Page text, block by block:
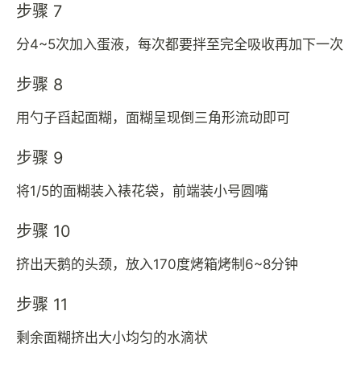
步骤 7
分4~5次加入蛋液，每次都要拌至完全吸收再加下一次
步骤 8
用勺子舀起面糊，面糊呈现倒三角形流动即可
步骤 9
将1/5的面糊装入裱花袋，前端装小号圆嘴
步骤 10
挤出天鹅的头颈，放入170度烤箱烤制6~8分钟
步骤 11
剩余面糊挤出大小均匀的水滴状